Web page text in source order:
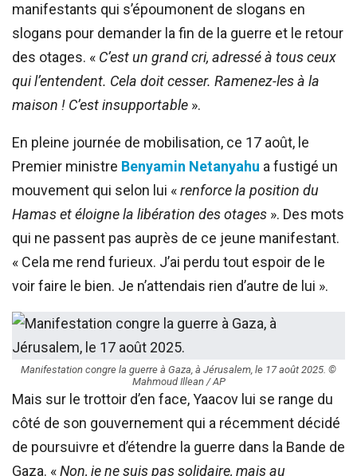
manifestants qui s’époumonent de slogans en
slogans pour demander la fin de la guerre et le retour
des otages. « C’est un grand cri, adressé à tous ceux
qui l’entendent. Cela doit cesser. Ramenez-les à la
maison ! C’est insupportable ».
En pleine journée de mobilisation, ce 17 août, le
Premier ministre Benyamin Netanyahu a fustigé un
mouvement qui selon lui «renforce la position du
Hamas et éloigne la libération des otages ». Des mots
qui ne passent pas auprès de ce jeune manifestant.
« Cela me rend furieux. J’ai perdu tout espoir de le
voir faire le bien. Je n’attendais rien d’autre de lui ».
Manifestation congre la guerre à Gaza, à Jérusalem, le 17 août 2025. ©
Mahmoud Illean / AP
Mais sur le trottoir d’en face, Yaacov lui se range du
côté de son gouvernement qui a récemment décidé
de poursuivre et d’étendre la guerre dans la Bande de
Gaza. «Non, je ne suis pas solidaire, mais au